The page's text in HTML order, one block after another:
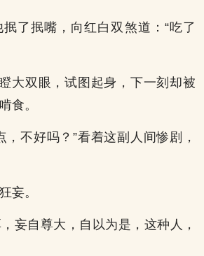
了抿嘴，向红白双煞道：“吃了
大双眼，试图起身，下一刻却被
食。
，不好吗？”看着这副人间惨剧，
妄。
妄自尊大，自以为是，这种人，